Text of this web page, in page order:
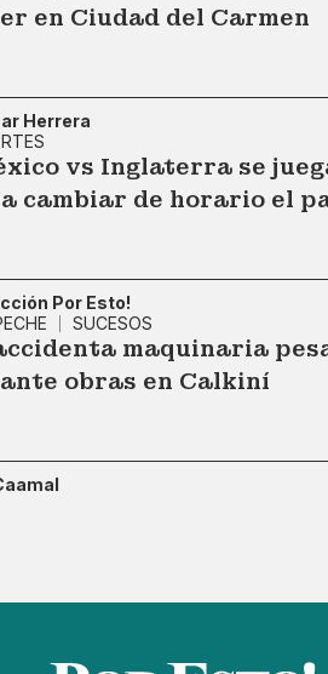
en Ciudad del Carmen
Herrera
vs Inglaterra se
cambiar de horario el
Por Esto!
SUCESOS
maquinaria
obras en Calkiní